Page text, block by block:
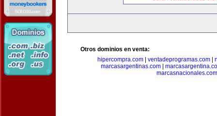
Otros dominios en venta:
hipercompra.com
ventadeprogramas.com
marcasargentinas.com
marcasnacionales.com